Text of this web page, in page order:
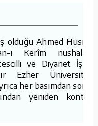
olduğu Ahmed Hüsrev
ı Kerîm nüshaları,
ve Diyanet İşleri
Ezher Üniversitesi
her basımdan sonra
yeniden kontrol